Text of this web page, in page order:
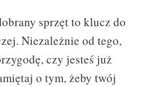
sprzęt to klucz do
Niezależnie od tego,
czy jesteś już
o tym, żeby twój